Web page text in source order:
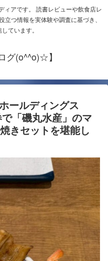
ィアです。 読書レビューや飲食店レ
つ情報を実体験や調査に基づき、
ています。
グ(o^^o)☆】
ールディングス
で「磯丸水産」のマ
きセットを堪能し